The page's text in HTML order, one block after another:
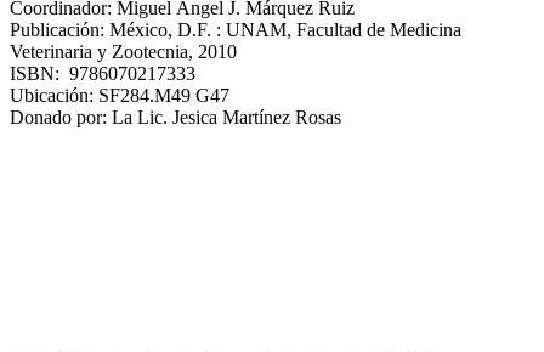
Coordinador: Miguel Ángel J. Márquez Ruiz
Publicación: México, D.F. : UNAM, Facultad de Medicina
Veterinaria y Zootecnia, 2010
ISBN: 9786070217333
Ubicación: SF284.M49 G47
Donado por: La Lic. Jesica Martínez Rosas